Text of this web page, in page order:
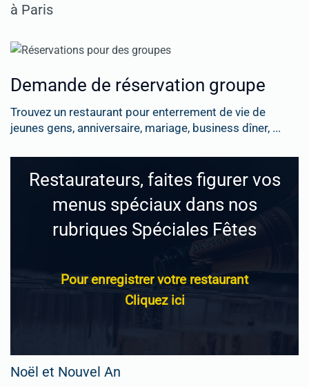
à Paris
Demande de réservation groupe
Trouvez un restaurant pour enterrement de vie de
jeunes gens, anniversaire, mariage, business dîner, ...
Restaurateurs, faites figurer vos
menus spéciaux dans nos
rubriques Spéciales Fêtes
Pour enregistrer votre restaurant
Cliquez ici
Noël et Nouvel An